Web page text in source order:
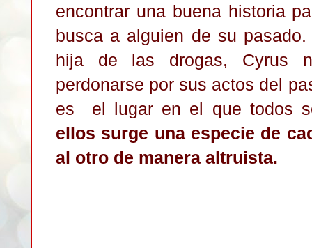
encontrar una buena historia
busca a alguien de su
hija de las drogas, Cyrus
perdonarse por sus actos del
es el lugar en el que todos
ellos surge una especie de
al otro de manera altruista.